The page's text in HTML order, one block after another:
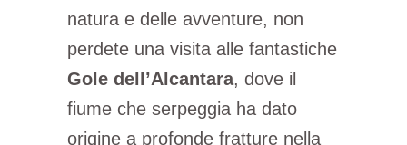
natura e delle avventure, non
perdete una visita alle fantastiche
Gole dell’Alcantara, dove il
fiume che serpeggia ha dato
origine a profonde fratture nella